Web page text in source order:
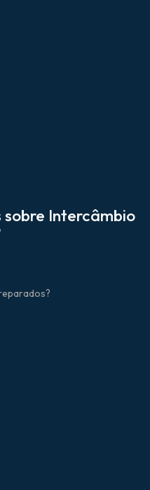
sobre Intercâmbio